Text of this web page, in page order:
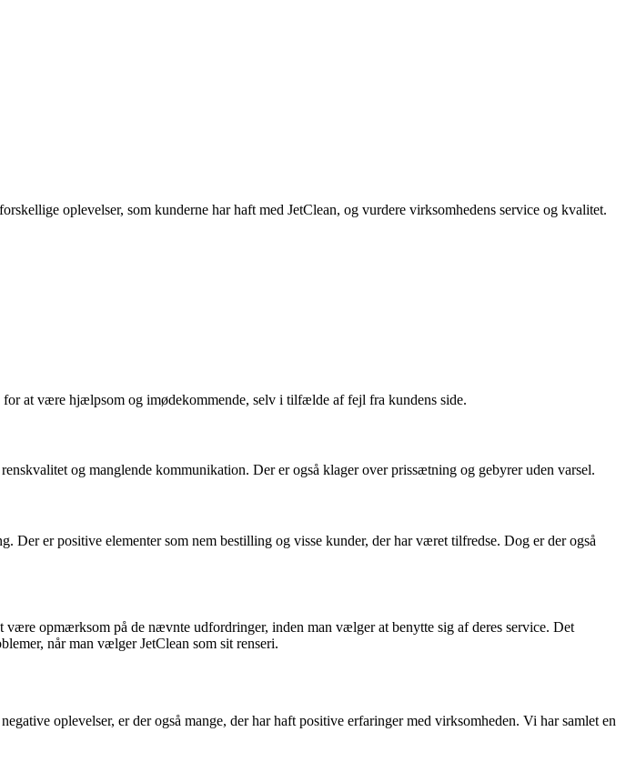
oplevelser, som kunderne har haft med JetClean, og vurdere virksomhedens service og kvalitet.
at være hjælpsom og imødekommende, selv i tilfælde af fejl fra kundens side.
og manglende kommunikation. Der er også klager over prissætning og gebyrer uden varsel.
Der er positive elementer som nem bestilling og visse kunder, der har været tilfredse. Dog er der også
opmærksom på de nævnte udfordringer, inden man vælger at benytte sig af deres service. Det
når man vælger JetClean som sit renseri.
oplevelser, er der også mange, der har haft positive erfaringer med virksomheden. Vi har samlet en